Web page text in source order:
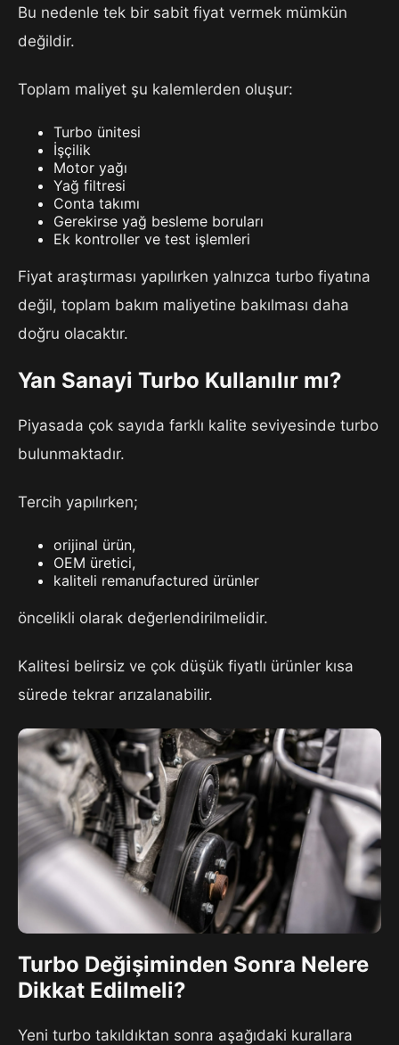
Bu nedenle tek bir sabit fiyat vermek mümkün
değildir.
Toplam maliyet şu kalemlerden oluşur:
Turbo ünitesi
İşçilik
Motor yağı
Yağ filtresi
Conta takımı
Gerekirse yağ besleme boruları
Ek kontroller ve test işlemleri
Fiyat araştırması yapılırken yalnızca turbo fiyatına
değil, toplam bakım maliyetine bakılması daha
doğru olacaktır.
Yan Sanayi Turbo Kullanılır mı?
Piyasada çok sayıda farklı kalite seviyesinde turbo
bulunmaktadır.
Tercih yapılırken;
orijinal ürün,
OEM üretici,
kaliteli remanufactured ürünler
öncelikli olarak değerlendirilmelidir.
Kalitesi belirsiz ve çok düşük fiyatlı ürünler kısa
sürede tekrar arızalanabilir.
Turbo Değişiminden Sonra Nelere
Dikkat Edilmeli?
Yeni turbo takıldıktan sonra aşağıdaki kurallara